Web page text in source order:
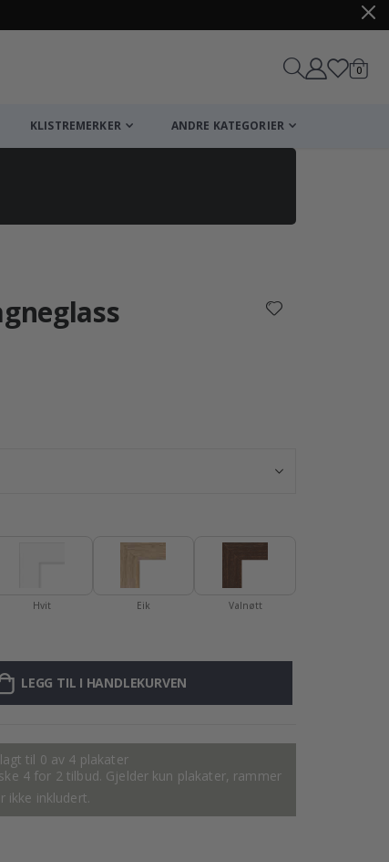
0varer
KLISTREMERKER ANDRE KATEGORIER
Hvit Eik Valnøtt
LEGG TIL I HANDLEKURVEN
til 0 av 4 plakater
4 for 2 tilbud. Gjelder kun plakater, rammer
ikke inkludert.